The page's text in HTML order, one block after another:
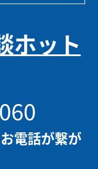
ホット
電話が繋が